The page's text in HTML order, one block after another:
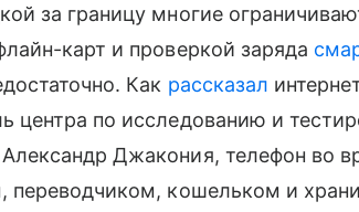
за границу многие
карт и проверкой заряда
Как рассказал
центра по исследованию и
Джакония, телефон во
переводчиком, кошельком и